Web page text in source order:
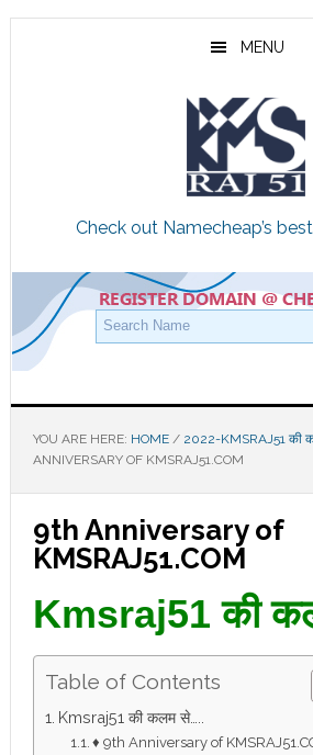
Skip
Skip
Skip
MENU
Check out Namecheap’s
YOU ARE HERE: HOME / 2022-KMSRAJ51 की
ANNIVERSARY OF KMSRAJ51.COM
9th Anniversary of
KMSRAJ51.COM
Kmsraj51 की
Table of Contents
Kmsraj51 की कलम से…..
♦ 9th Anniversary of